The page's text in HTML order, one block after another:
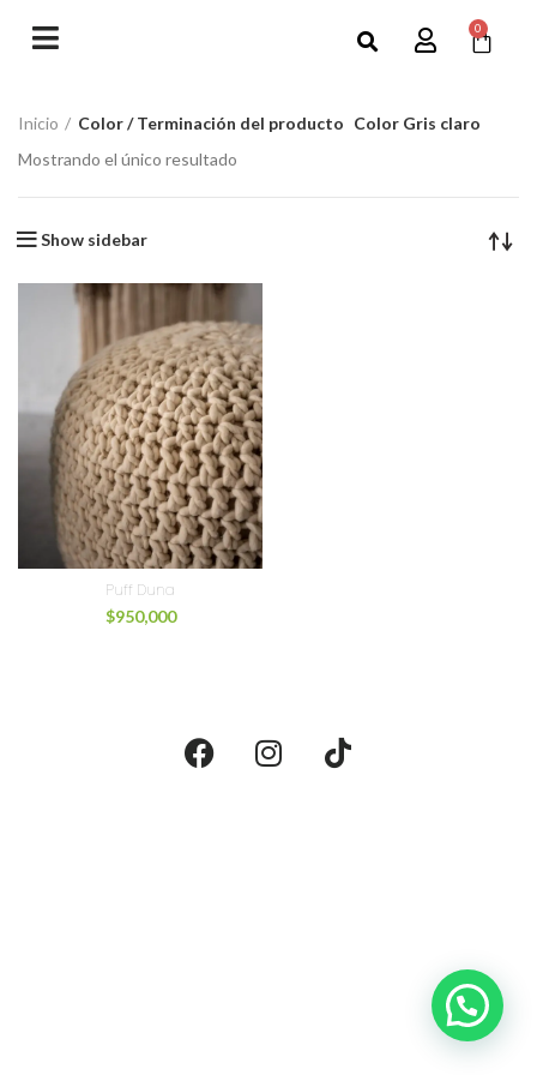
0
Inicio Color / Terminación del producto Color Gris claro
Mostrando el único resultado
Show sidebar
Puff Duna
$950,000